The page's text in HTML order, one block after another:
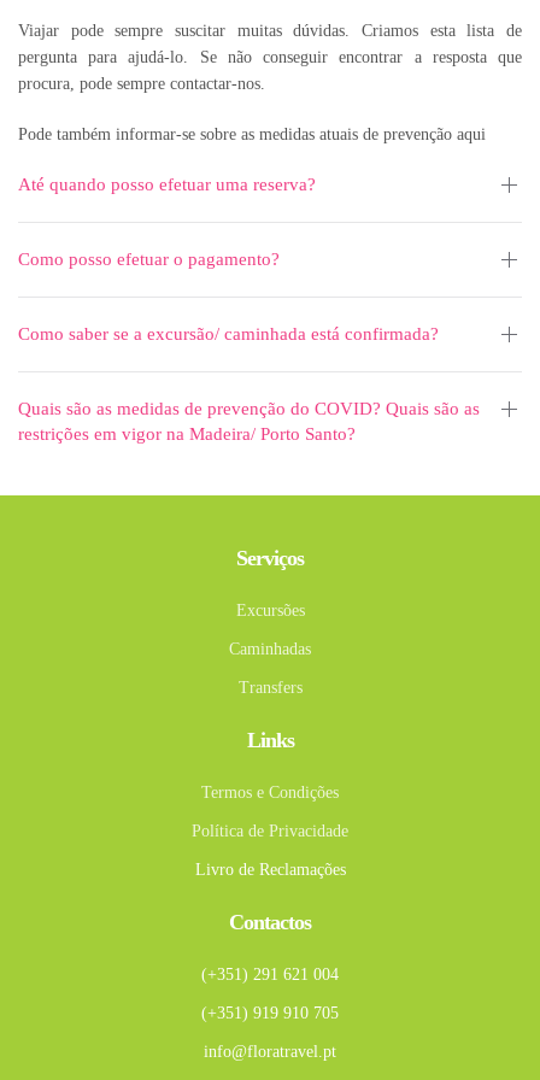
Viajar pode sempre suscitar muitas dúvidas. Criamos esta lista de
pergunta para ajudá-lo. Se não conseguir encontrar a resposta que
procura, pode sempre contactar-nos.
Pode também informar-se sobre as medidas atuais de prevenção aqui
Até quando posso efetuar uma reserva?
Como posso efetuar o pagamento?
Como saber se a excursão/ caminhada está confirmada?
Quais são as medidas de prevenção do COVID? Quais são as
restrições em vigor na Madeira/ Porto Santo?
Serviços
Excursões
Caminhadas
Transfers
Links
Termos e Condições
Política de Privacidade
Livro de Reclamações
Contactos
(+351) 291 621 004
(+351) 919 910 705
info@floratravel.pt